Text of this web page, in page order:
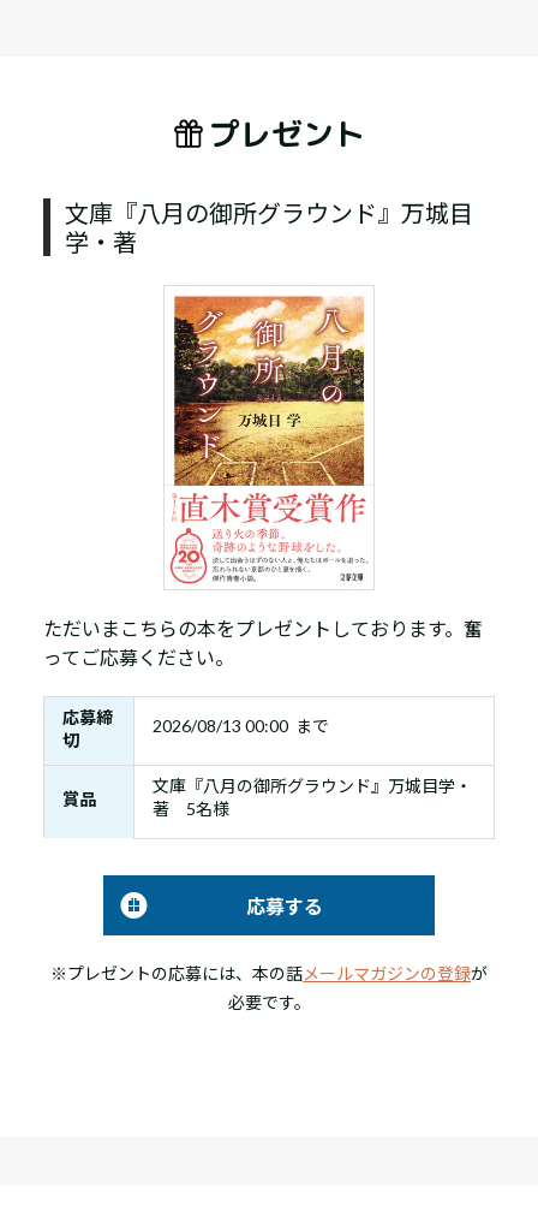
プレゼント
文庫『八月の御所グラウンド』万城目
学・著
ただいまこちらの本をプレゼントしております。奮
ってご応募ください。
応募締
切
2026/08/13 00:00 まで
賞品
文庫『八月の御所グラウンド』万城目学・
著 5名様
応募する
※プレゼントの応募には、本の話メールマガジンの登録が
必要です。